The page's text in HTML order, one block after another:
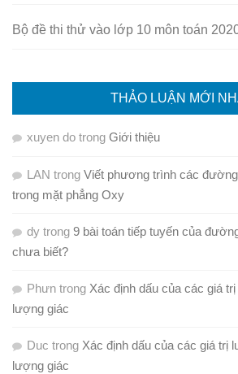
Bộ đề thi thử vào lớp 10 môn toán
THẢO LUẬN MỚI
xuyen do trong Giới thiệu
LAN trong Viết phương trình các
trong mặt phẳng Oxy
dy trong 9 bài toán tiếp tuyến của
chưa biết?
Phưn trong Xác định dấu của các giá
lượng giác
Duc trong Xác định dấu của các giá trị
lượng giác